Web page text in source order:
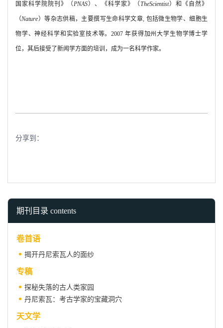
国家科学院院刊》（PNAS）、《科学家》（TheScientist）和《自然》
（Nature）等杂志供稿，主要撰写生命科学文章, 包括微生物学、细胞生
物学、神经科学和实验室技术等。2007 年获得加州大学生物学博士学
位，其后接受了新闻学方面的培训，成为一名科学作家。
分享到：
期刊目录 contents
卷首语
揭开丹尼索瓦人的面纱
专稿
探秘失落的古人类家园
丹尼索瓦：考古学家的宝藏洞穴
天文学